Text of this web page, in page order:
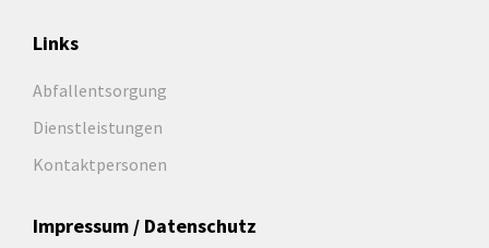
Links
Abfallentsorgung
Dienstleistungen
Kontaktpersonen
Impressum / Datenschutz